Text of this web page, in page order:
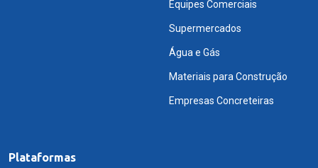
Equipes Comerciais
Supermercados
Água e Gás
Materiais para Construção
Empresas Concreteiras
Plataformas